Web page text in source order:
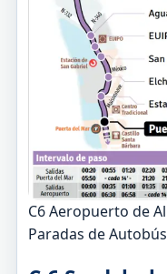
C6 Aeropuerto de
Paradas de Autobús